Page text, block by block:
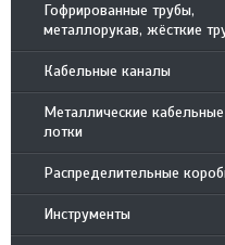
Гофрированные трубы,
металлорукав, жёсткие
Кабельные каналы
Металлические кабельные
лотки
Распределительные
Инструменты